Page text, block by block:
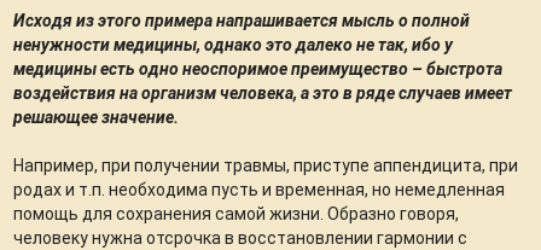
Исходя из этого примера напрашивается мысль о полной
ненужности медицины, однако это далеко не так, ибо у
медицины есть одно неоспоримое преимущество – быстрота
воздействия на организм человека, а это в ряде случаев имеет
решающее значение.
Например, при получении травмы, приступе аппендицита, при
родах и т.п. необходима пусть и временная, но немедленная
помощь для сохранения самой жизни. Образно говоря,
человеку нужна отсрочка в восстановлении гармонии с